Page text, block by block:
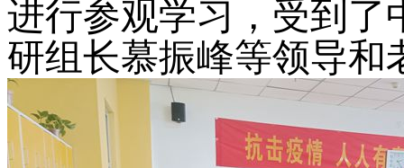
进行参观学习，受到了
研组长慕振峰等领导和